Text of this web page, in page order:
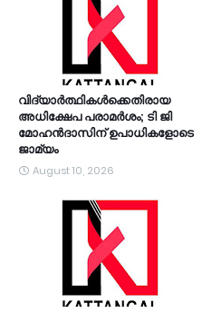
വിദ്യാര്‍ത്ഥികള്‍ക്കെതിരായ
അധിക്ഷേപ പരാമര്‍ശം; ടി ജി
മോഹന്‍ദാസിന് ഉപാധികളോടെ
ജാമ്യം
August 10, 2026